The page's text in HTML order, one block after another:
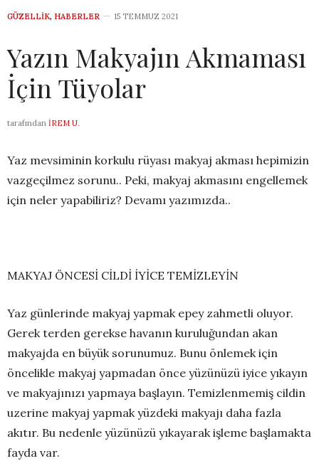
GÜZELLIK, HABERLER 15 TEMMUZ 2021
Yazın Makyajın Akmaması
İçin Tüyolar
tarafından İREM U.
Yaz mevsiminin korkulu rüyası makyaj akması hepimizin
vazgeçilmez sorunu.. Peki, makyaj akmasını engellemek
için neler yapabiliriz? Devamı yazımızda..
MAKYAJ ÖNCESİ CİLDİ İYİCE TEMİZLEYİN
Yaz günlerinde makyaj yapmak epey zahmetli oluyor.
Gerek terden gerekse havanın kuruluğundan akan
makyajda en büyük sorunumuz. Bunu önlemek için
öncelikle makyaj yapmadan önce yüzünüzü iyice yıkayın
ve makyajınızı yapmaya başlayın. Temizlenmemiş cildin
uzerine makyaj yapmak yüzdeki makyajı daha fazla
akıtır. Bu nedenle yüzünüzü yıkayarak işleme başlamakta
fayda var.